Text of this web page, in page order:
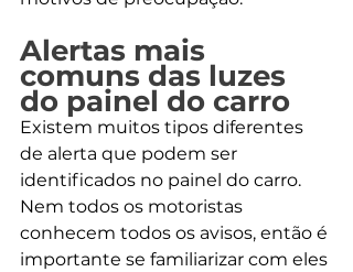
Alertas mais
comuns das luzes
do painel do carro
Existem muitos tipos diferentes
de alerta que podem ser
identificados no painel do carro.
Nem todos os motoristas
conhecem todos os avisos, então é
importante se familiarizar com eles